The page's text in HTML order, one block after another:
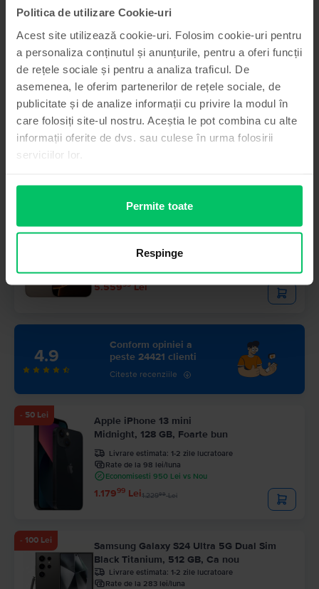
Politica de utilizare Cookie-uri
Acest site utilizează cookie-uri. Folosim cookie-uri pentru
a personaliza conținutul și anunțurile, pentru a oferi funcții
de rețele sociale și pentru a analiza traficul. De
asemenea, le oferim partenerilor de rețele sociale, de
publicitate și de analize informații cu privire la modul în
care folosiți site-ul nostru. Aceștia le pot combina cu alte
informații oferite de dvs. sau culese în urma folosirii
serviciilor lor.
Permite toate
Respinge
Rate de la 100 lei/luna
Economisesti 770 Lei vs Nou
1.199 99Lei
- 240 Lei
Samsung Galaxy S25 Ultra 5G Dual Sim
Titanium Silver Blue, 256 GB, Ca nou
Livrare estimata: 1-2 zile lucratoare
Rate de la 333 lei/luna
Economisesti 700 Lei vs Nou
Stoc limitat
Apple iPhone 16 Pro Max
Livrare estimata: 1-2 zile lucratoare
Economisesti 1.670 Lei vs Nou
5.55999Lei
4.9
Conform opiniei a
peste 24421 clienti
Citeste recenziile
- 50 Lei
Apple iPhone 13 mini
Midnight, 128 GB, Foarte bun
Livrare estimata: 1-2 zile lucratoare
Rate de la 98 lei/luna
Economisesti 950 Lei vs Nou
1.17999 Lei1.22999Lei
- 100 Lei
Samsung Galaxy S24 Ultra 5G Dual Sim
Black Titanium, 512 GB, Ca nou
Livrare estimata: 1-2 zile lucratoare
Rate de la 283 lei/luna